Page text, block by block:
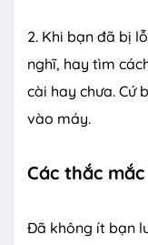
2. Khi bạn đã bị
nghĩ, hay tìm
cài hay chưa. Cứ
vào máy.
Các thắc
Đã không ít bạn